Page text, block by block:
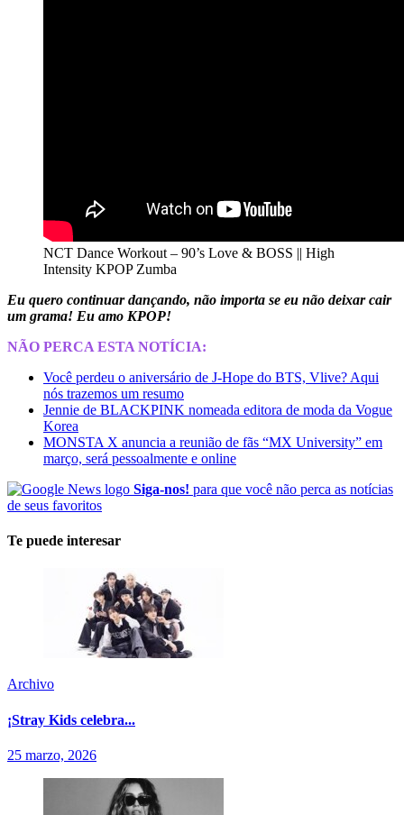
NCT Dance Workout – 90’s Love & BOSS || High
Intensity KPOP Zumba
Eu quero continuar dançando, não importa se eu não deixar cair
um grama! Eu amo KPOP!
NÃO PERCA ESTA NOTÍCIA:
Você perdeu o aniversário de J-Hope do BTS, Vlive? Aqui
nós trazemos um resumo
Jennie de BLACKPINK nomeada editora de moda da Vogue
Korea
MONSTA X anuncia a reunião de fãs “MX University” em
março, será pessoalmente e online
Siga-nos! para que você não perca as notícias
de seus favoritos
Te puede interesar
Archivo
¡Stray Kids celebra...
25 marzo, 2026